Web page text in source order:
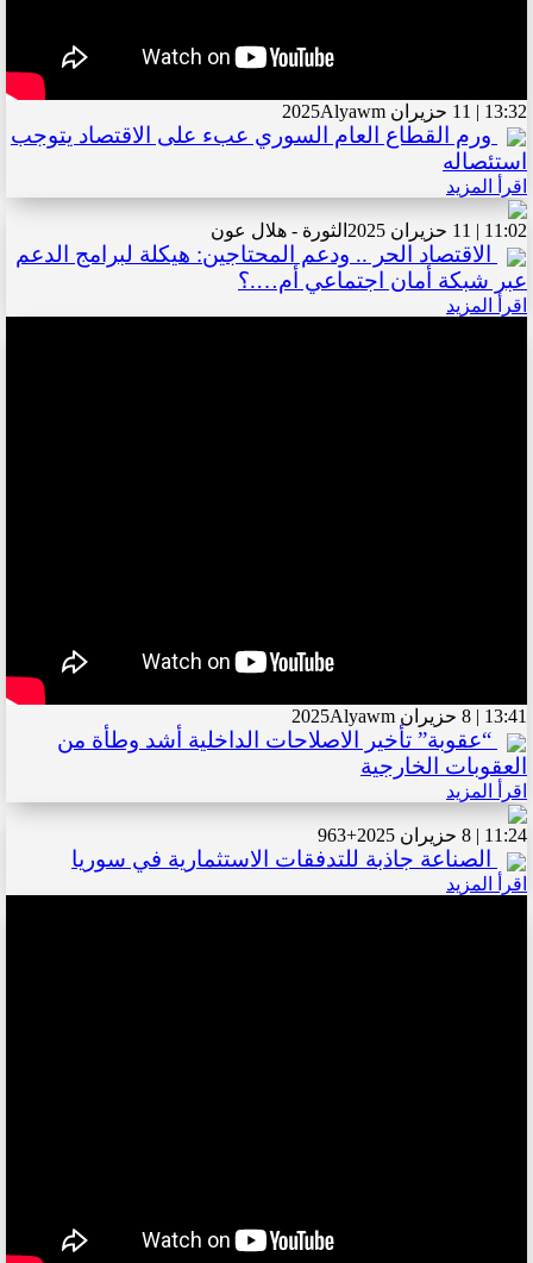
13:32 | 11 حزيران 2025 Alyawm
ورم القطاع العام السوري عبء على الاقتصاد يتوجب
استئصاله
اقرأ المزيد
11:02 | 11 حزيران 2025 الثورة - هلال عون
الاقتصاد الحر .. ودعم المحتاجين: هيكلة لبرامج الدعم
عبر شبكة أمان اجتماعي أم….؟
اقرأ المزيد
13:41 | 8 حزيران 2025 Alyawm
“عقوبة” تأخير الاصلاحات الداخلية أشد وطأة من
العقوبات الخارجية
اقرأ المزيد
11:24 | 8 حزيران 2025 +963
الصناعة جاذبة للتدفقات الاستثمارية في سوريا
اقرأ المزيد